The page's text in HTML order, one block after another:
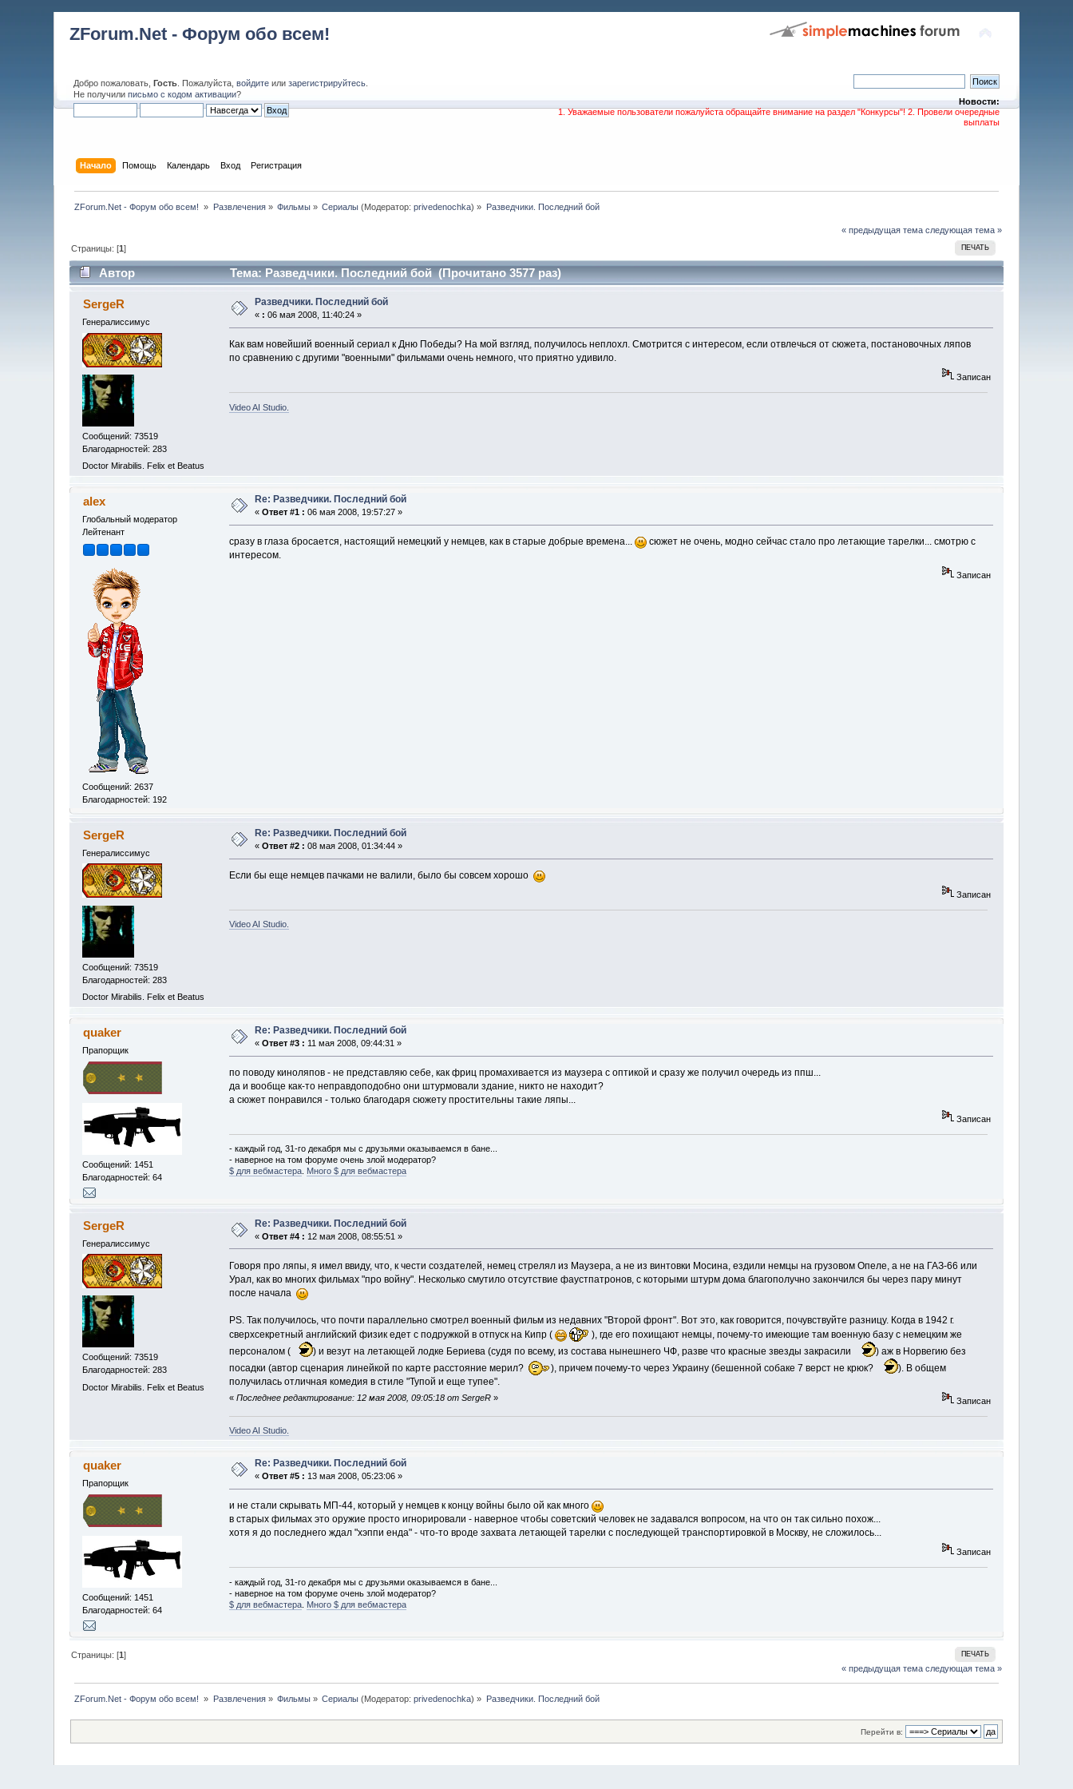
ZForum.Net - Форум обо всем!
Добро пожаловать,Гость . Пожалуйста,войдите илизарегистрируйтесь
Не получилиписьмо с кодом активации?
Новости:
1. Уважаемые пользователи пожалуйста обращайте внимание на раздел "Конкурсы"! 2. Провели очередные
выплаты
Начало Помощь Календарь Вход Регистрация
ZForum.Net - Форум обо всем! » Развлечения» Фильмы » Сериалы (Модератор:privedenochka) » Разведчики. Последний бой
« предыдущая тема следующая тема »
ПЕЧАТЬ
Страницы: [1]
Автор Тема: Разведчики. Последний бой (Прочитано 3577 раз)
SergeR
Генералиссимус
Сообщений: 73519
Благодарностей: 283
Doctor Mirabilis. Felix et Beatus
Разведчики. Последний бой
« : 06 мая 2008, 11:40:24 »
Как вам новейший военный сериал к Дню Победы? На мой взгляд, получилось неплохл. Смотрится с интересом, если отвлечься от сюжета, постановочных ляпов
по сравнению с другими "военными" фильмами очень немного, что приятно удивило.
Записан
Video AI Studio.
alex
Глобальный модератор
Лейтенант
Сообщений: 2637
Благодарностей: 192
Re: Разведчики. Последний бой
«Ответ #1 : 06 мая 2008, 19:57:27 »
сразу в глаза бросается, настоящий немецкий у немцев, как в старые добрые времена...
сюжет не очень, модно сейчас стало про летающие тарелки... смотрю с
интересом.
Записан
SergeR
Генералиссимус
Сообщений: 73519
Благодарностей: 283
Doctor Mirabilis. Felix et Beatus
Re: Разведчики. Последний бой
«Ответ #2 : 08 мая 2008, 01:34:44 »
Если бы еще немцев пачками не валили, было бы совсем хорошо
Записан
Video AI Studio.
quaker
Прапорщик
Сообщений: 1451
Благодарностей: 64
Re: Разведчики. Последний бой
«Ответ #3 : 11 мая 2008, 09:44:31 »
по поводу киноляпов - не представляю себе, как фриц промахивается из маузера с оптикой и сразу же получил очередь из ппш...
да и вообще как-то неправдоподобно они штурмовали здание, никто не находит?
а сюжет понравился - только благодаря сюжету простительны такие ляпы...
Записан
- каждый год, 31-го декабря мы с друзьями оказываемся в бане...
- наверное на том форуме очень злой модератор?
$ для вебмастера. Много $ для вебмастера
SergeR
Генералиссимус
Сообщений: 73519
Благодарностей: 283
Doctor Mirabilis. Felix et Beatus
Re: Разведчики. Последний бой
«Ответ #4 : 12 мая 2008, 08:55:51 »
Говоря про ляпы, я имел ввиду, что, к чести создателей, немец стрелял из Маузера, а не из винтовки Мосина, ездили немцы на грузовом Опеле, а не на ГАЗ-66 или
Урал, как во многих фильмах "про войну". Несколько смутило отсутствие фаустпатронов, с которыми штурм дома благополучно закончился бы через пару минут
после начала
PS. Так получилось, что почти параллельно смотрел военный фильм из недавних "Второй фронт". Вот это, как говорится, почувствуйте разницу. Когда в 1942 г.
сверхсекретный английский физик едет с подружкой в отпуск на Кипр (
), где его похищают немцы, почему-то имеющие там военную базу с немецким же
персоналом (
) и везут на летающей лодке Бериева (судя по всему, из состава нынешнего ЧФ, разве что красные звезды закрасили
) аж в Норвегию без
посадки (автор сценария линейкой по карте расстояние мерил?
), причем почему-то через Украину (бешенной собаке 7 верст не крюк?
). В общем
получилась отличная комедия в стиле "Тупой и еще тупее".
« Последнее редактирование: 12 мая 2008, 09:05:18 от SergeR» Записан
Video AI Studio.
quaker
Прапорщик
Сообщений: 1451
Благодарностей: 64
Re: Разведчики. Последний бой
«Ответ #5 : 13 мая 2008, 05:23:06 »
и не стали скрывать МП-44, который у немцев к концу войны было ой как много
в старых фильмах это оружие просто игнорировали - наверное чтобы советский человек не задавался вопросом, на что он так сильно похож...
хотя я до последнего ждал "хэппи енда" - что-то вроде захвата летающей тарелки с последующей транспортировкой в Москву, не сложилось...
Записан
- каждый год, 31-го декабря мы с друзьями оказываемся в бане...
- наверное на том форуме очень злой модератор?
$ для вебмастера. Много $ для вебмастера
ПЕЧАТЬ
Страницы: [1]
« предыдущая тема следующая тема »
ZForum.Net - Форум обо всем! » Развлечения» Фильмы » Сериалы (Модератор:privedenochka) » Разведчики. Последний бой
Перейти в: